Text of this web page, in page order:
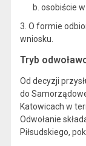
osobiście
3. O formie
wniosku.
Tryb
Od decyzji
do
Katowicach w
Odwołanie
Piłsudskiego,